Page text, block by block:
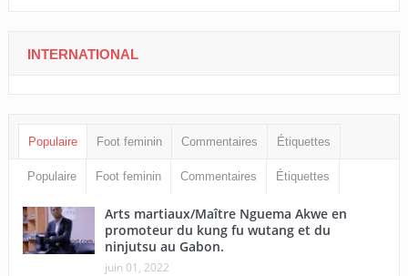
INTERNATIONAL
Populaire Foot feminin Commentaires Étiquettes
Populaire Foot feminin Commentaires Étiquettes
Arts martiaux/Maître Nguema Akwe en
promoteur du kung fu wutang et du
ninjutsu au Gabon.
juin 01, 2022